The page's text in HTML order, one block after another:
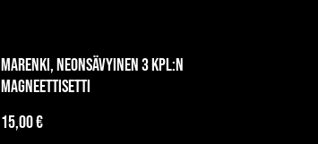
Marenki, neonsävyinen 3 kpl:n
magneettisetti
15,00 €